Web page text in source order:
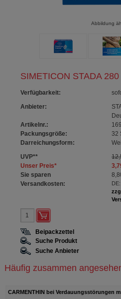
SIMETICON STADA
Verfügbarkeit:
Anbieter:
Artikelnr.:
Packungsgröße:
32
Darreichungsform:
UVP**
Unser Preis*
Sie sparen
Versandkosten:
Abbildung
Beipackzettel
Suche Produkt
Suche Anbieter
Häufig zusammen
CARMENTHIN bei Verdauungsstörungen